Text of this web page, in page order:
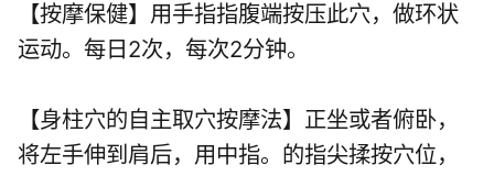
【按摩保健】用手指指腹端按压此穴，做环状
运动。每日2次，每次2分钟。
【身柱穴的自主取穴按摩法】正坐或者俯卧，
将左手伸到肩后，用中指。的指尖揉按穴位，